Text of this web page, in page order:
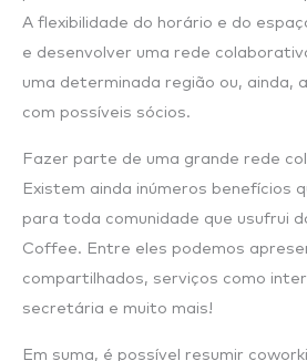
A flexibilidade do horário e do
e desenvolver uma rede
uma determinada região ou, ainda,
com possíveis sócios.
Fazer parte de uma grande rede
Existem ainda inúmeros benefícios
para toda comunidade que usufrui
Coffee. Entre eles podemos
compartilhados, serviços como
secretária e muito mais!
Em suma, é possível resumir